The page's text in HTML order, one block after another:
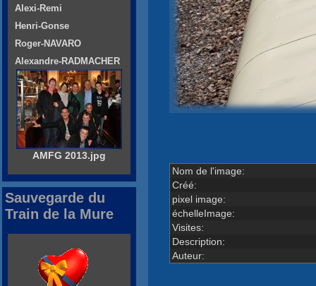
Nom de l'image:
Créé:
pixel image:
échelleImage:
Visites:
Description:
Auteur:
Alexi-Remi
Henri-Gonse
Roger-NAVARO
Alexandre-RADMACHER
AMFG 2013.jpg
Sauvegarde du
Train de la Mure